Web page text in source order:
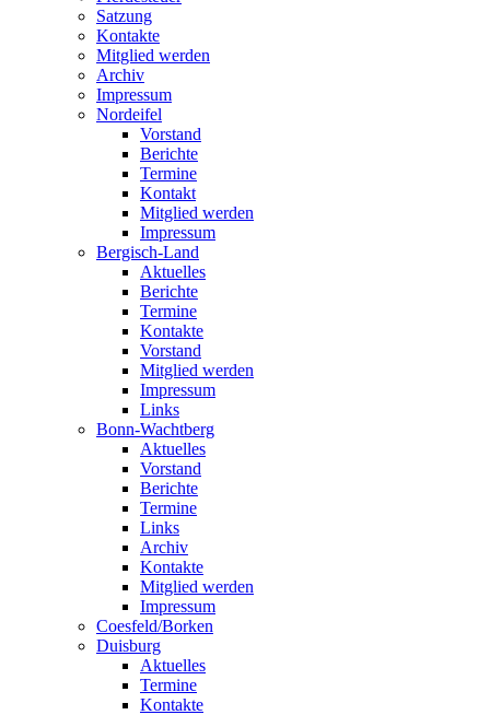
Satzung
Kontakte
Mitglied werden
Archiv
Impressum
Nordeifel
Vorstand
Berichte
Termine
Kontakt
Mitglied werden
Impressum
Bergisch-Land
Aktuelles
Berichte
Termine
Kontakte
Vorstand
Mitglied werden
Impressum
Links
Bonn-Wachtberg
Aktuelles
Vorstand
Berichte
Termine
Links
Archiv
Kontakte
Mitglied werden
Impressum
Coesfeld/Borken
Duisburg
Aktuelles
Termine
Kontakte